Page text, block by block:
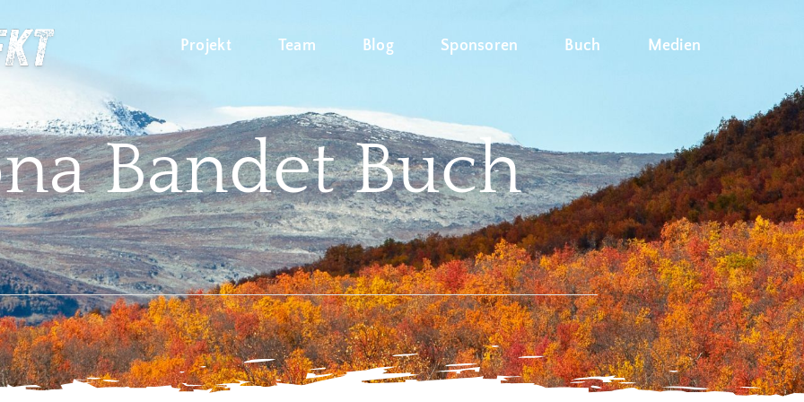
Projekt Team Blog Sponsoren Buch Medien
Bandet Buch